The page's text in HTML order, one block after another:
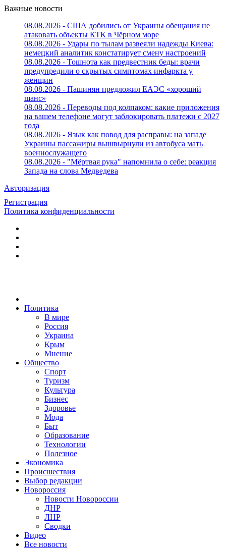
Важные новости
08.08.2026 - США добились от Украины обещания не
атаковать объекты КТК в Чёрном море
08.08.2026 - Удары по тылам развеяли надежды Киева:
немецкий аналитик констатирует смену настроений
08.08.2026 - Тошнота как предвестник беды: врачи
предупредили о скрытых симптомах инфаркта у
женщин
08.08.2026 - Пашинян предложил ЕАЭС «хороший
шанс»
08.08.2026 - Переводы под колпаком: какие приложения
на вашем телефоне могут заблокировать платежи с 2027
года
08.08.2026 - Язык как повод для расправы: на западе
Украины пассажиры вышвырнули из автобуса мать
военнослужащего
08.08.2026 - "Мёртвая рука" напомнила о себе: реакция
Запада на слова Медведева
Авторизация
Регистрация
Политика конфиденциальности
Политика
В мире
Россия
Украина
Крым
Мнение
Общество
Спорт
Туризм
Культура
Бизнес
Здоровье
Мода
Быт
Образование
Технологии
Полезное
Экономика
Происшествия
Выбор редакции
Новороссия
Новости Новороссии
ДНР
ЛНР
Сводки
Видео
Все новости